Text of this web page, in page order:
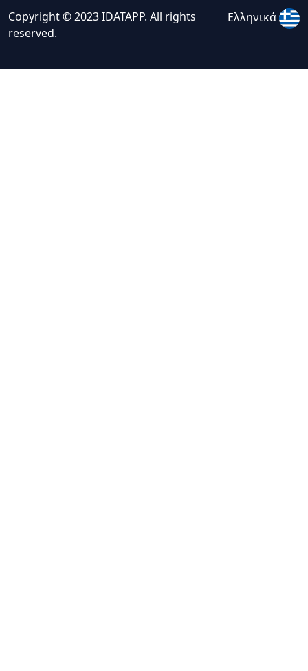
Copyright © 2023 IDATAPP. All rights
reserved.
Ελληνικά